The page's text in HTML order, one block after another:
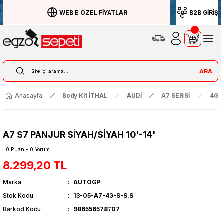
WEB'E ÖZEL FİYATLAR B2B GİRİŞ
ARA
Anasayfa Body Kit İTHAL AUDİ A7 SERİSİ 4G
A7 S7 PANJUR SİYAH/SİYAH 10'-14'
0 Puan - 0 Yorum
8.299,20 TL
Marka
AUTOGP
Stok Kodu
13-05-A7-4G-S-S.S
Barkod Kodu
986556578707